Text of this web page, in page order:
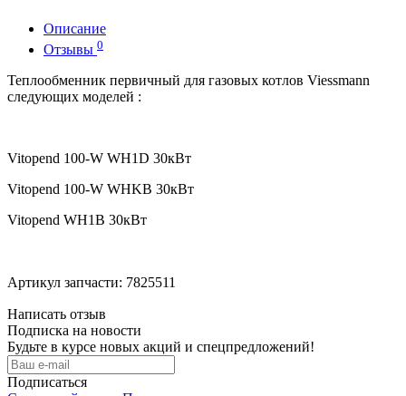
Описание
Отзывы 0
Теплообменник первичный для газовых котлов Viessmann
следующих моделей :
Vitopend 100-W WH1D 30кВт
Vitopend 100-W WHKB 30кВт
Vitopend WH1B 30кВт
Артикул запчасти: 7825511
Написать отзыв
Подписка на новости
Будьте в курсе новых акций и спецпредложений!
Подписаться